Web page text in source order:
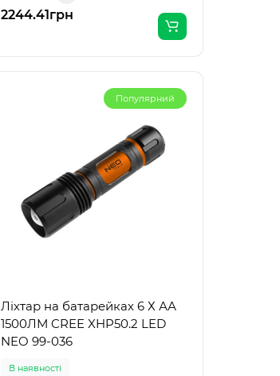
2244.41грн
Популярний
Ліхтар на батарейках 6 Х АА
1500ЛМ CREE XHP50.2 LED
NEO 99-036
В наявності